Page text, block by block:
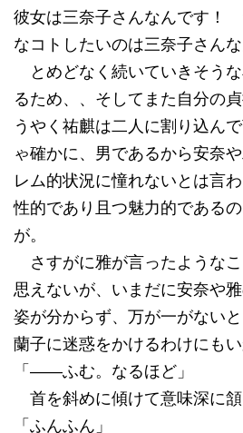
彼女は三奈子さんなんです！
なコトしたいのは三奈子さんな
とめどなく続いていきそう
るため、、そしてまた自分の
うやく祐麒は二人に割り込ん
ゃ確かに、男であるから安奈
レム的状況に憧れないとは言
性的であり且つ魅力的である
が。
さすがに雅が言ったような
思えないが、いまだに安奈や
姿が分からず、万が一がないと
蘭子に迷惑をかけるわけにもい
「――ふむ。なるほど」
首を斜めに傾けて意味深に頷
「ふんふん」